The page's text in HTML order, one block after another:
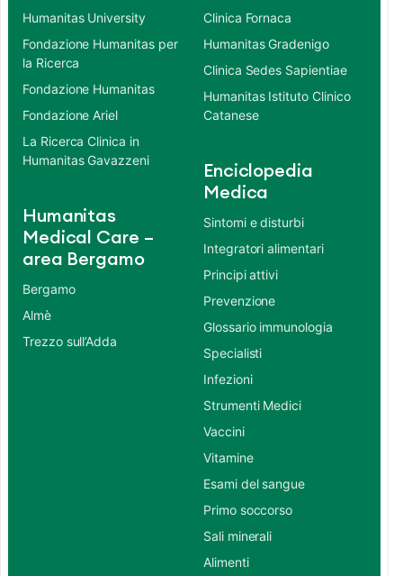
Humanitas University
Fondazione Humanitas per
la Ricerca
Fondazione Humanitas
Fondazione Ariel
La Ricerca Clinica in
Humanitas Gavazzeni
Humanitas
Medical Care –
area Bergamo
Bergamo
Almè
Trezzo sull’Adda
Clinica Fornaca
Humanitas Gradenigo
Clinica Sedes Sapientiae
Humanitas Istituto Clinico
Catanese
Enciclopedia
Medica
Sintomi e disturbi
Integratori alimentari
Principi attivi
Prevenzione
Glossario immunologia
Specialisti
Infezioni
Strumenti Medici
Vaccini
Vitamine
Esami del sangue
Primo soccorso
Sali minerali
Alimenti